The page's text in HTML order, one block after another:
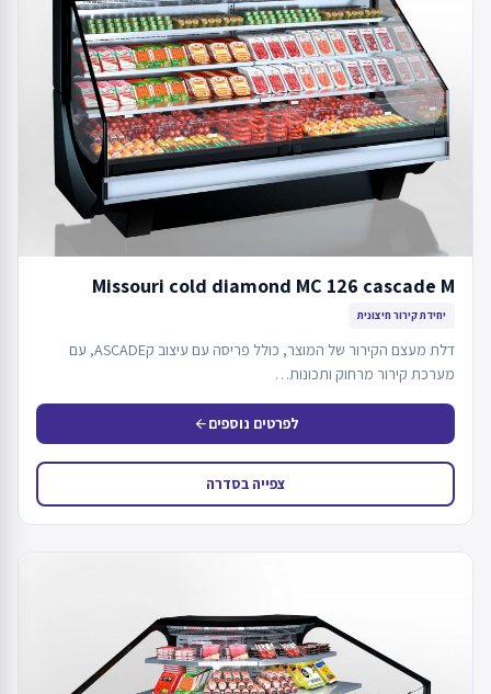
Missouri cold diamond MC 126 cascade M
יחידת קירור חיצונית
דלת מעצם הקירור של המוצר, כולל פריסה עם עיצוב קASCADE, עם
מערכת קירור מרחוק ותכונות…
לפרטים נוספיםarrow_back
צפייה בסדרה